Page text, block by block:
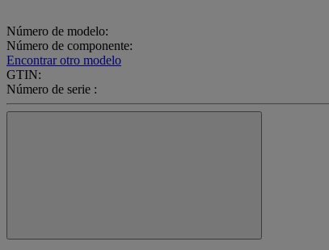
Número de modelo:
Número de componente:
Encontrar otro modelo
GTIN:
Número de serie :